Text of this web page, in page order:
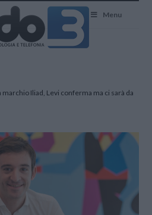
Menu
marchio Iliad, Levi conferma ma ci sarà da